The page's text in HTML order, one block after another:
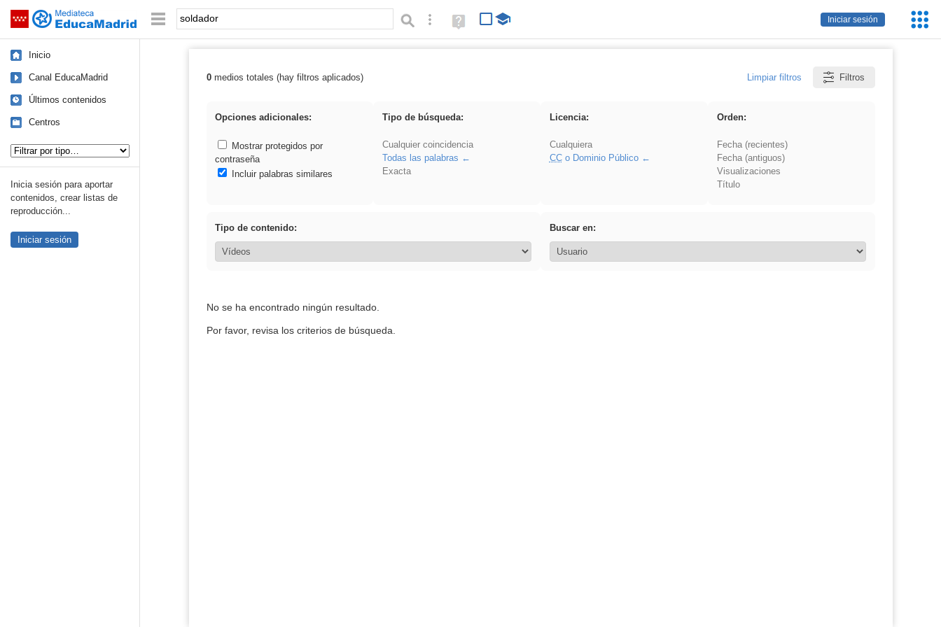
Saltar navegación
Iniciar sesión
Palabra o frase: Búsqueda avanzada
Ayuda
(en
Inicio
Canal EducaMadrid
Últimos contenidos
Centros
Inicia sesión para aportar
contenidos, crear listas de
reproducción...
Iniciar sesión
Resultados de: soldador
0medios totales (hay filtros aplicados) Limpiar filtros Filtros
Opciones adicionales:
Mostrar protegidos por
contraseña
Incluir palabras similares
Tipo de búsqueda:
Cualquier coincidencia
Todas las palabras
Exacta
Licencia:
Cualquiera
CCo Dominio Público
Orden:
Fecha (recientes)
Fecha (antiguos)
Visualizaciones
Título
Tipo de contenido: Buscar en:
No se ha encontrado ningún resultado.
Por favor, revisa los criterios de búsqueda.